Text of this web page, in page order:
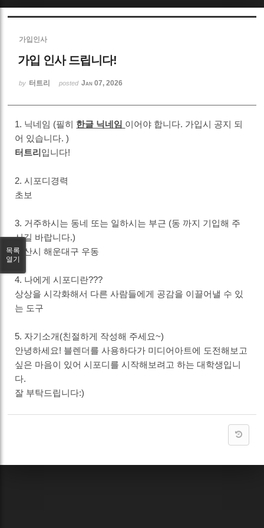
가입인사
가입 인사 드립니다!
by 터트리 posted Jan 07, 2026
1. 닉네임 (필히 한글 닉네임 이어야 합니다. 가입시 공지 되
어 있습니다. )
터트리입니다!
2. 시포디경력
초보
3. 거주하시는 동네 또는 일하시는 부근 (동 까지 기입해 주
시길 바랍니다.)
부산시 해운대구 우동
4. 나에게 시포디란???
상상을 시각화해서 다른 사람들에게 공감을 이끌어낼 수 있
는 도구
5. 자기소개(친절하게 작성해 주세요~)
안녕하세요! 블렌더를 사용하다가 미디어아트에 도전해보고
싶은 마음이 있어 시포디를 시작해보려고 하는 대학생입니
다.
잘 부탁드립니다:)
목록
열기
Sketchbook5, 스케치북5
Sketchbook5, 스케치북5